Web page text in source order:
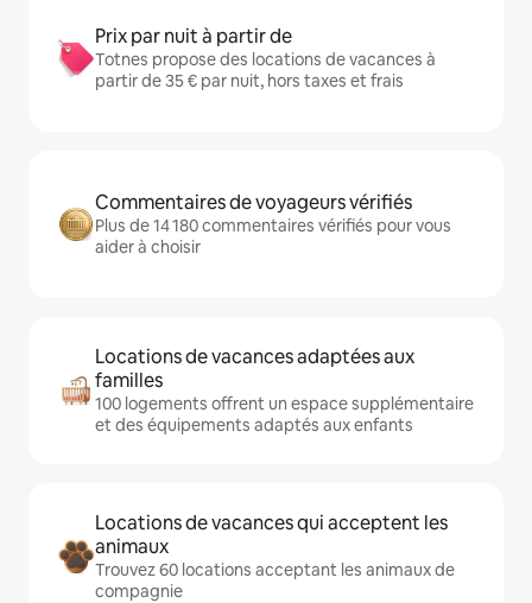
Prix par nuit à partir de
Totnes propose des locations de vacances à
partir de 35 € par nuit, hors taxes et frais
Commentaires de voyageurs vérifiés
Plus de 14 180 commentaires vérifiés pour vous
aider à choisir
Locations de vacances adaptées aux
familles
100 logements offrent un espace supplémentaire
et des équipements adaptés aux enfants
Locations de vacances qui acceptent les
animaux
Trouvez 60 locations acceptant les animaux de
compagnie